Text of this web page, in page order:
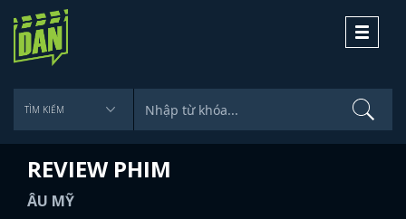
Toggle
REVIEW PHIM
ÂU MỸ